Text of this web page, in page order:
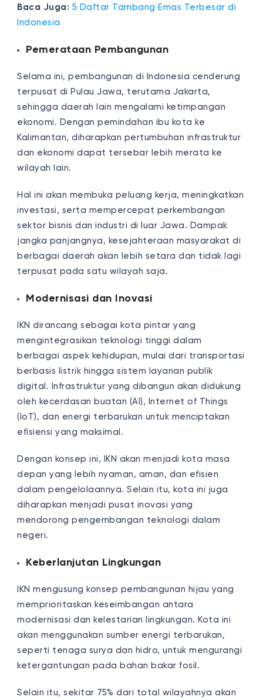
Baca Juga: 5 Daftar Tambang Emas Terbesar di
Indonesia
Pemerataan Pembangunan
Selama ini, pembangunan di Indonesia cenderung
terpusat di Pulau Jawa, terutama Jakarta,
sehingga daerah lain mengalami ketimpangan
ekonomi. Dengan pemindahan ibu kota ke
Kalimantan, diharapkan pertumbuhan infrastruktur
dan ekonomi dapat tersebar lebih merata ke
wilayah lain.
Hal ini akan membuka peluang kerja, meningkatkan
investasi, serta mempercepat perkembangan
sektor bisnis dan industri di luar Jawa. Dampak
jangka panjangnya, kesejahteraan masyarakat di
berbagai daerah akan lebih setara dan tidak lagi
terpusat pada satu wilayah saja.
Modernisasi dan Inovasi
IKN dirancang sebagai kota pintar yang
mengintegrasikan teknologi tinggi dalam
berbagai aspek kehidupan, mulai dari transportasi
berbasis listrik hingga sistem layanan publik
digital. Infrastruktur yang dibangun akan didukung
oleh kecerdasan buatan (AI), Internet of Things
(IoT), dan energi terbarukan untuk menciptakan
efisiensi yang maksimal.
Dengan konsep ini, IKN akan menjadi kota masa
depan yang lebih nyaman, aman, dan efisien
dalam pengelolaannya. Selain itu, kota ini juga
diharapkan menjadi pusat inovasi yang
mendorong pengembangan teknologi dalam
negeri.
Keberlanjutan Lingkungan
IKN mengusung konsep pembangunan hijau yang
memprioritaskan keseimbangan antara
modernisasi dan kelestarian lingkungan. Kota ini
akan menggunakan sumber energi terbarukan,
seperti tenaga surya dan hidro, untuk mengurangi
ketergantungan pada bahan bakar fosil.
Selain itu, sekitar 75% dari total wilayahnya akan